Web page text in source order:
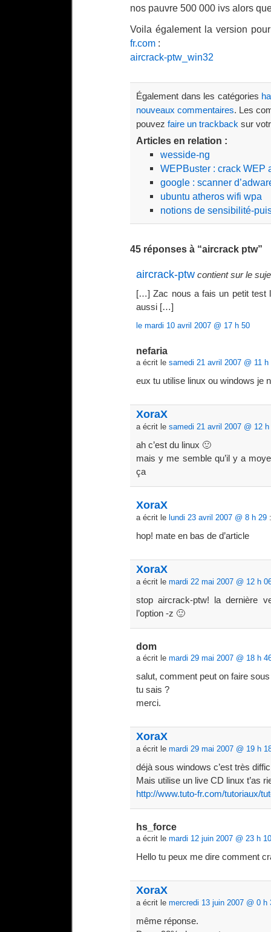
nos pauvre 500 000 ivs alors
Voila également la version
fr.com :
aircrack-ptw_win32
Également dans les catégories
nouveaux commentaires. Les
pouvez faire un trackback sur
Articles en relation :
wesside-ng
WEPBuster : crack WEP
google : scanner
ubuntu atheros wifi wpa
notions de sensibilité-
45 réponses à “aircrack ptw”
aircrack-ptw contient sur le
[…] Zac nous a fais un petit test
aussi […]
le mardi 10 avril 2007 @ 17 h 50
nefaria
a écrit le samedi 21 avril 2007 @ 11 h
eux tu utilise linux ou windows je
XoraX
a écrit le samedi 21 avril 2007 @ 12 h
ah c’est du linux 🙂
mais y me semble qu’il y a
ça
XoraX
a écrit le lundi 23 avril 2007 @ 8 h 29 :
hop! mate en bas de d’article
XoraX
a écrit le mardi 22 mai 2007 @ 12 h
stop aircrack-ptw! la dernière
l’option -z 🙂
dom
a écrit le mardi 29 mai 2007 @ 18 h
salut, comment peut on faire
tu sais ?
merci.
XoraX
a écrit le mardi 29 mai 2007 @ 19 h
déjà sous windows c’est très
Mais utilise un live CD linux t’as
http://www.tuto-fr.com/tutoriaux/
hs_force
a écrit le mardi 12 juin 2007 @ 23 h 10
Hello tu peux me dire comment
XoraX
a écrit le mercredi 13 juin 2007 @ 0 h
même réponse.